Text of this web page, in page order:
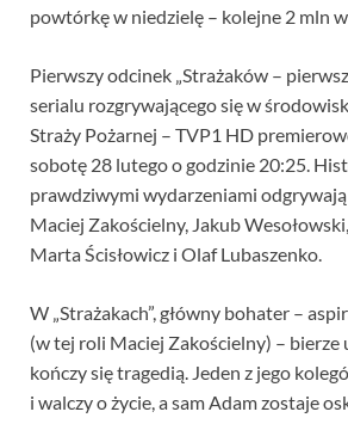
powtórkę w niedzielę – kolejne 2 mln
Pierwszy odcinek „Strażaków –
serialu rozgrywającego się w
Straży Pożarnej – TVP1 HD
sobotę 28 lutego o godzinie 20:25.
prawdziwymi wydarzeniami odgrywają
Maciej Zakościelny, Jakub
Marta Ścisłowicz i Olaf Lubaszenko.
W „Strażakach”, główny bohater –
(w tej roli Maciej Zakościelny) – bierze
kończy się tragedią. Jeden z jego
i walczy o życie, a sam Adam zostaje